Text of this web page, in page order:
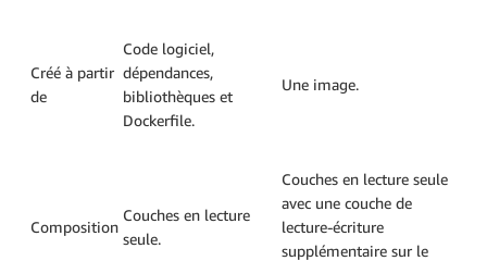
Créé à partir
de
Code logiciel,
dépendances,
bibliothèques et
Dockerfile.
Une image.
Composition
Couches en lecture
seule.
Couches en lecture seule
avec une couche de
lecture-écriture
supplémentaire sur le